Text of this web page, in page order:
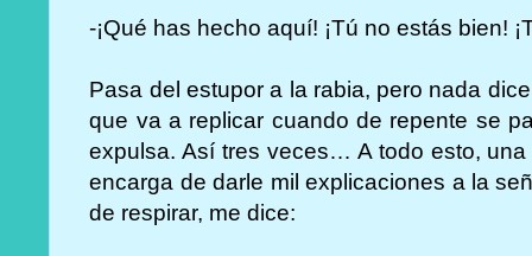
-¡Qué has hecho aquí! ¡Tú no estás bien!
Pasa del estupor a la rabia, pero nada
que va a replicar cuando de repente se
expulsa. Así tres veces… A todo esto,
encarga de darle mil explicaciones a la
de respirar, me dice: